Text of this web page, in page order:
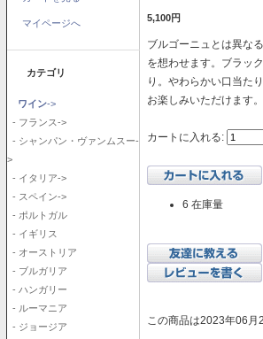
マイページへ
カテゴリ
ワイン->
- フランス->
- シャンパン・ヴァンムスー-
>
- イタリア->
- スペイン->
- ポルトガル
- イギリス
- オーストリア
- ブルガリア
- ハンガリー
- ルーマニア
- ジョージア
5,100円
ブルゴーニュとは異な
を想わせます。ブラッ
り。やわらかい口当た
お楽しみいただけます。
カートに入れる:
6 在庫量
この商品は2023年06月